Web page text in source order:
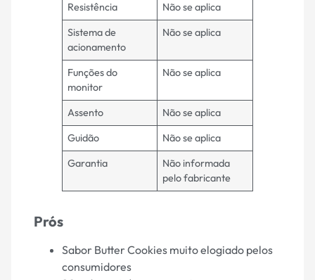
Resistência
Não se aplica
Sistema de
acionamento
Não se aplica
Funções do
monitor
Não se aplica
Assento
Não se aplica
Guidão
Não se aplica
Garantia
Não informada
pelo fabricante
Prós
Sabor Butter Cookies muito elogiado pelos
consumidores